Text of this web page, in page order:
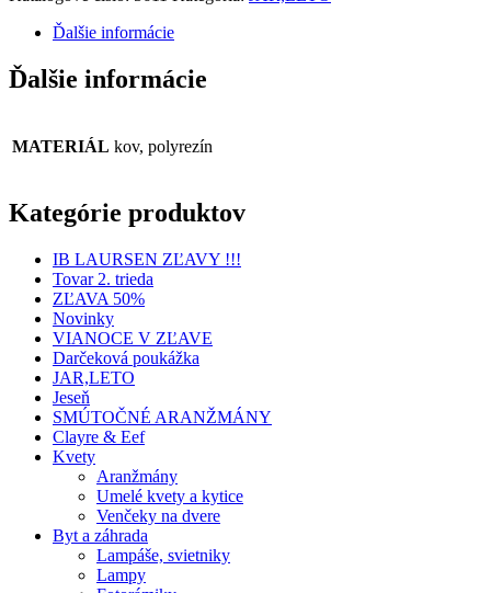
Ďalšie informácie
Ďalšie informácie
MATERIÁL kov, polyrezín
Kategórie produktov
IB LAURSEN ZĽAVY !!!
Tovar 2. trieda
ZĽAVA 50%
Novinky
VIANOCE V ZĽAVE
Darčeková poukážka
JAR,LETO
Jeseň
SMÚTOČNÉ ARANŽMÁNY
Clayre & Eef
Kvety
Aranžmány
Umelé kvety a kytice
Venčeky na dvere
Byt a záhrada
Lampáše, svietniky
Lampy